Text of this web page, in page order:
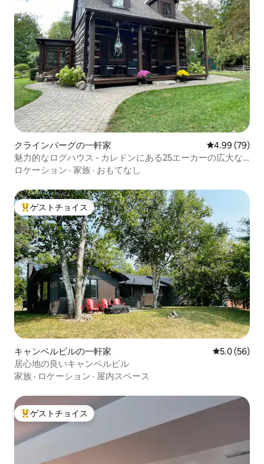
クラインバーグの一軒家 レビュー79
4.99 (79)
魅力的なログハウス - カレドンにある25エーカーの広大な
敷地内
ロケーション · 家族 · おもてなし
大好評のゲストチョイスです。
ゲストチョイス
キャンベルビルの一軒家 レビュー56
5.0 (56)
居心地の良いキャンベルビル
家族 · ロケーション · 屋内スペース
大好評のゲストチョイスです。
ゲストチョイス